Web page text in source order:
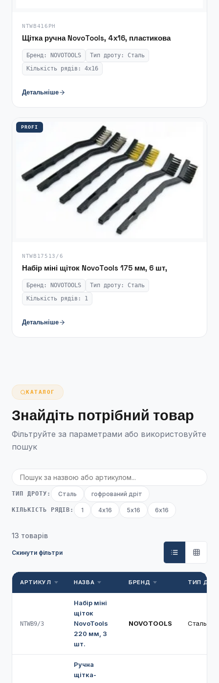
NTWB416PH
Щітка ручна NovoTools, 4х16, пластикова
Бренд: NOVOTOOLS
Тип дроту: Сталь
Кількість рядів: 4х16
Детальніше
PROFI
NTWB17513/6
Набір міні щіток NovoTools 175 мм, 6 шт,
Бренд: NOVOTOOLS
Тип дроту: Сталь
Кількість рядів: 1
Детальніше
КАТАЛОГ
Знайдіть потрібний товар
Фільтруйте за параметрами або використовуйте
пошук
ТИП ДРОТУ: Сталь гофрований дріт
КІЛЬКІСТЬ РЯДІВ: 1 4х16 5х16 6х16
13 товарів
Скинути фільтри
АРТИКУЛ НАЗВА БРЕНД ТИП
NTWB9/3
Набір міні
щіток
NovoTools
220 мм, 3
шт.
NOVOTOOLS Сталь
Ручна
щітка-